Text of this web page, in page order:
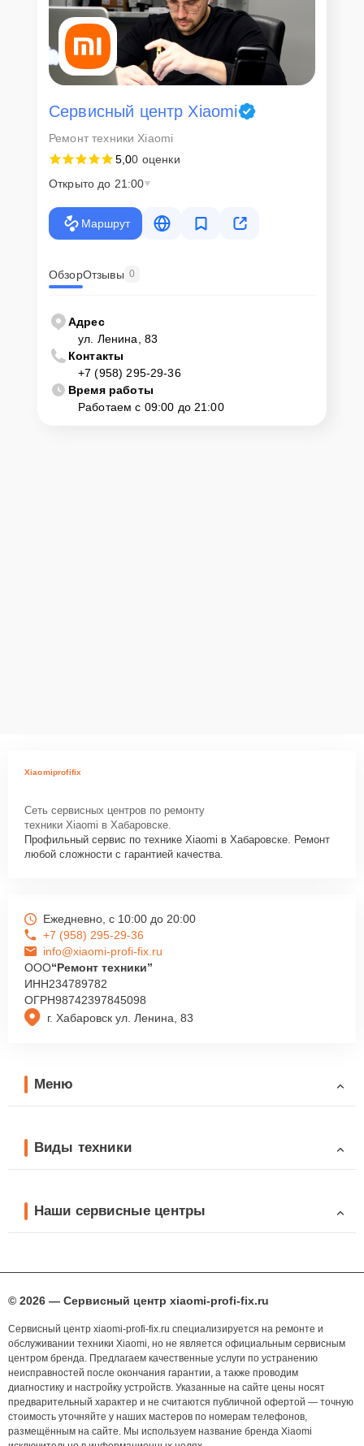
Сервисный центр Xiaomi
Ремонт техники Xiaomi
5,00 оценки
Открыто до 21:00
Маршрут
ОбзорОтзывы 0
Адрес
ул. Ленина, 83
Контакты
+7 (958) 295-29-36
Время работы
Работаем с 09:00 до 21:00
Xiaomiprofifix
Сеть сервисных центров по ремонту
техники Xiaomi в Хабаровске.
Профильный сервис по технике Xiaomi в Хабаровске. Ремонт
любой сложности с гарантией качества.
г. Хабаровск ул. Ленина, 83
Ежедневно, с 10:00 до 20:00
+7 (958) 295-29-36
info@xiaomi-profi-fix.ru
ООО“Ремонт техники”
ИНН234789782
ОГРН98742397845098
Меню
Виды техники
Наши сервисные центры
© 2026 — Сервисный центр xiaomi-profi-fix.ru
Сервисный центр xiaomi-profi-fix.ru специализируется на ремонте и
обслуживании техники Xiaomi, но не является официальным сервисным
центром бренда. Предлагаем качественные услуги по устранению
неисправностей после окончания гарантии, а также проводим
диагностику и настройку устройств. Указанные на сайте цены носят
предварительный характер и не считаются публичной офертой — точную
стоимость уточняйте у наших мастеров по номерам телефонов,
размещённым на сайте. Мы используем название бренда Xiaomi